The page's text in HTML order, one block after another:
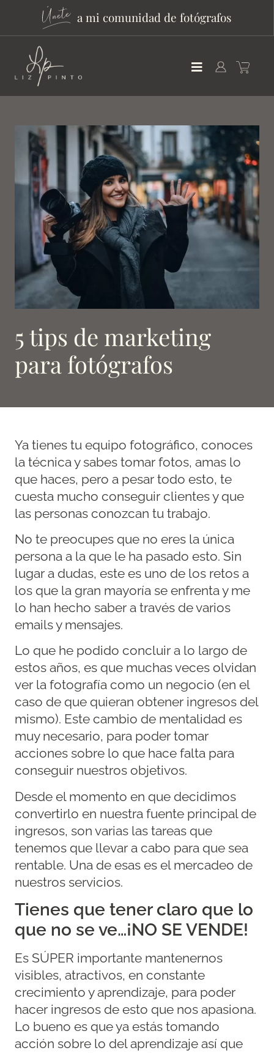
a mi comunidad de fotógrafos
5 tips de marketing
para fotógrafos
Ya tienes tu equipo fotográfico, conoces
la técnica y sabes tomar fotos, amas lo
que haces, pero a pesar todo esto, te
cuesta mucho conseguir clientes y que
las personas conozcan tu trabajo.
No te preocupes que no eres la única
persona a la que le ha pasado esto. Sin
lugar a dudas, este es uno de los retos a
los que la gran mayoría se enfrenta y me
lo han hecho saber a través de varios
emails y mensajes.
Lo que he podido concluir a lo largo de
estos años, es que muchas veces olvidan
ver la fotografía como un negocio (en el
caso de que quieran obtener ingresos del
mismo). Este cambio de mentalidad es
muy necesario, para poder tomar
acciones sobre lo que hace falta para
conseguir nuestros objetivos.
Desde el momento en que decidimos
convertirlo en nuestra fuente principal de
ingresos, son varias las tareas que
tenemos que llevar a cabo para que sea
rentable. Una de esas es el mercadeo de
nuestros servicios.
Tienes que tener claro que lo
que no se ve…¡NO SE VENDE!
Es SÚPER importante mantenernos
visibles, atractivos, en constante
crecimiento y aprendizaje, para poder
hacer ingresos de esto que nos apasiona.
Lo bueno es que ya estás tomando
acción sobre lo del aprendizaje así que